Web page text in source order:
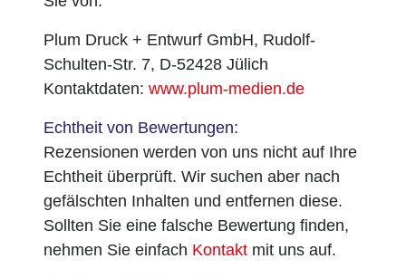
Plum Druck + Entwurf GmbH, Rudolf-
Schulten-Str. 7, D-52428 Jülich
Kontaktdaten: www.plum-medien.de
Echtheit von Bewertungen:
Rezensionen werden von uns nicht auf Ihre
Echtheit überprüft. Wir suchen aber nach
gefälschten Inhalten und entfernen diese.
Sollten Sie eine falsche Bewertung finden,
nehmen Sie einfach Kontakt mit uns auf.